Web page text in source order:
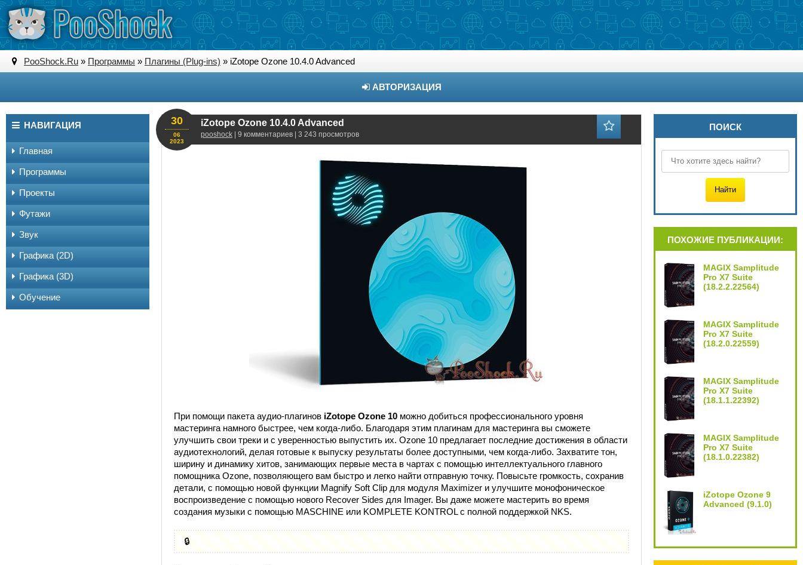
PooShock.Ru » Программы » Плагины (Plug-ins) » iZotope Ozone 10.4.0 Advanced
АВТОРИЗАЦИЯ
iZotope Ozone 10.4.0 Advanced
pooshock | 9 комментариев | 3 243 просмотров
30
06
2023
При помощи пакета аудио-плагинов iZotope Ozone 10 можно добиться профессионального уровня
мастеринга намного быстрее, чем когда-либо. Благодаря этим плагинам для мастеринга вы сможете
улучшить свои треки и с уверенностью выпустить их. Ozone 10 предлагает последние достижения в области
аудиотехнологий, делая готовые к выпуску результаты более доступными, чем когда-либо. Захватите тон,
ширину и динамику хитов, занимающих первые места в чартах с помощью интеллектуального главного
помощника Ozone, позволяющего вам быстро и легко найти отправную точку. Повысьте громкость, сохранив
детали, с помощью новой функции Magnify Soft Clip для модуля Maximizer и улучшите монофоническое
воспроизведение с помощью нового Recover Sides для Imager. Вы даже можете мастерить во время
создания музыки с помощью MASCHINE или KOMPLETE KONTROL с полной поддержкой NKS.
🔒
НАВИГАЦИЯ
Главная
Программы
Проекты
Футажи
Звук
Графика (2D)
Графика (3D)
Обучение
ПОИСК
ПОХОЖИЕ ПУБЛИКАЦИИ:
MAGIX Samplitude
Pro X7 Suite
(18.2.2.22564)
MAGIX Samplitude
Pro X7 Suite
(18.2.0.22559)
MAGIX Samplitude
Pro X7 Suite
(18.1.1.22392)
MAGIX Samplitude
Pro X7 Suite
(18.1.0.22382)
iZotope Ozone 9
Advanced (9.1.0)